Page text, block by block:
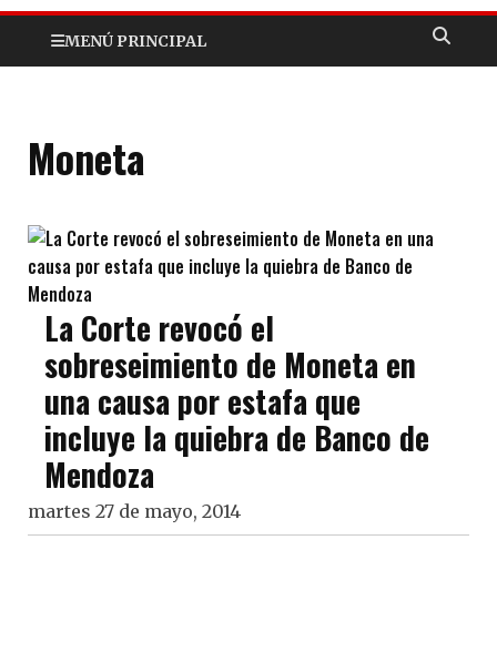
MENÚ PRINCIPAL
Moneta
La Corte revocó el
sobreseimiento de Moneta en
una causa por estafa que
incluye la quiebra de Banco de
Mendoza
martes 27 de mayo, 2014